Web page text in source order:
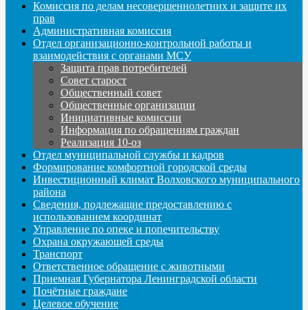
Комиссия по делам несовершеннолетних и защите их
прав
Административная комиссия
Отдел организационно-контрольной работы и
взаимодействия с органами МСУ
Защита прав потребителей
Совет старост
Общественный совет
Общественные организации
Инициативные комиссии
Информация по обращениям граждан
Реализация 10-оз
Отдел муниципальной службы и кадров
Формирование комфортной городской среды
Инвестиционный климат Волховского муниципального
района
Сведения, подлежащие предоставлению с
использованием координат
Управление по опеке и попечительству
Охрана окружающей среды
Транспорт
Ответственное обращение с животными
Приемная Губернатора Ленинградской области
Почётные граждане
Целевое обучение